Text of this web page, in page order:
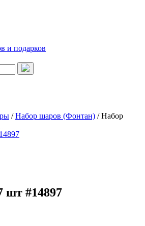
и подарков
/Набор шаров (Фонтан) /Набор
шт #14897